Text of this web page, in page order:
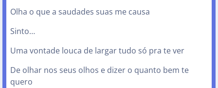
Olha o que a saudades suas me causa
Sinto…
Uma vontade louca de largar tudo só pra te ver
De olhar nos seus olhos e dizer o quanto bem te
quero